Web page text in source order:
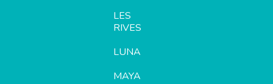
LES
RIVES
LUNA
MAYA